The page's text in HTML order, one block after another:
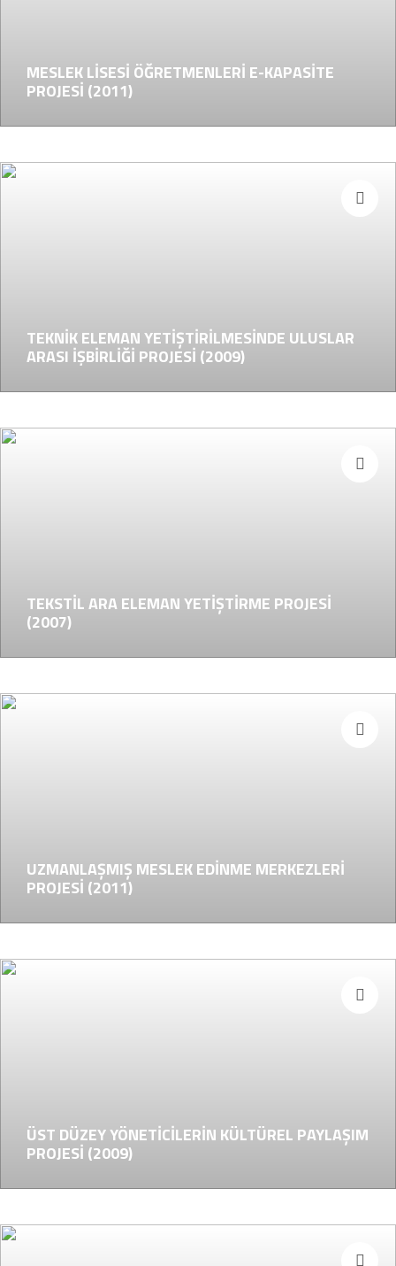
MESLEK LİSESİ ÖĞRETMENLERİ E-KAPASİTE
PROJESİ (2011)
TEKNİK ELEMAN YETİŞTİRİLMESİNDE ULUSLAR
ARASI İŞBİRLİĞİ PROJESİ (2009)
TEKSTİL ARA ELEMAN YETİŞTİRME PROJESİ
(2007)
UZMANLAŞMIŞ MESLEK EDİNME MERKEZLERİ
PROJESİ (2011)
ÜST DÜZEY YÖNETİCİLERİN KÜLTÜREL PAYLAŞIM
PROJESİ (2009)